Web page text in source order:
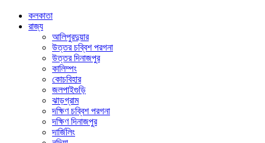
কলকাতা
রাজ্য
আলিপুরদুয়ার
উত্তর চব্বিশ পরগনা
উত্তর দিনাজপুর
কালিম্পং
কোচবিহার
জলপাইগুড়ি
ঝাড়গ্রাম
দক্ষিণ চব্বিশ পরগনা
দক্ষিণ দিনাজপুর
দার্জিলিং